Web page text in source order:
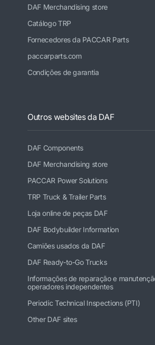
DAF Merchandising store
Catálogo TRP
Fornecedores da PACCAR Parts
paccarparts.com
Condições de garantia
Outros websites da DAF
DAF Components
DAF Merchandising store
PACCAR Power Solutions
TRP Truck & Trailer Parts
Loja online de peças DAF
DAF Bodybuilder Information
Camiões usados da DAF
DAF Ready-to-Go Trucks
Informações de reparação e
operadores independentes
Periodic Technical Inspections (PTI)
Other DAF sites